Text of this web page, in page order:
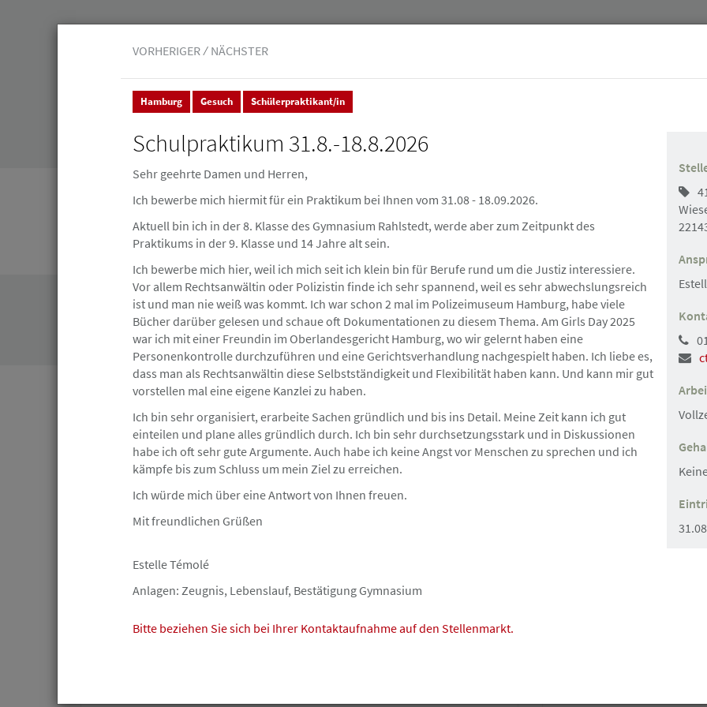
Veranstaltungen Leistungen Junge Jurist:innen
Stellenmarkt & Anzeigen Stellenanzeigen
Stellenanzeigen
Suchen
Angebot
23.07.2026
Arbeitsrecht Rechtsanwälte w/m/d mit (erster)
Berufserfahrung oder Berufseinsteiger w/m/d
HEUKING
23.07.2026
Angebot
VORHERIGER NÄCHSTER
Hamburg Gesuch Schülerpraktikant/in
Schulpraktikum 31.8.-18.8.2026
Sehr geehrte Damen und Herren,
Ich bewerbe mich hiermit für ein Praktikum bei Ihnen vom 31.08 - 18.09.2026.
Aktuell bin ich in der 8. Klasse des Gymnasium Rahlstedt, werde aber zum Zeitpunkt des
Praktikums in der 9. Klasse und 14 Jahre alt sein.
Ich bewerbe mich hier, weil ich mich seit ich klein bin für Berufe rund um die Justiz interessiere.
Vor allem Rechtsanwältin oder Polizistin finde ich sehr spannend, weil es sehr abwechslungsreich
ist und man nie weiß was kommt. Ich war schon 2 mal im Polizeimuseum Hamburg, habe viele
Bücher darüber gelesen und schaue oft Dokumentationen zu diesem Thema. Am Girls Day 2025
war ich mit einer Freundin im Oberlandesgericht Hamburg, wo wir gelernt haben eine
Personenkontrolle durchzuführen und eine Gerichtsverhandlung nachgespielt haben. Ich liebe es,
dass man als Rechtsanwältin diese Selbstständigkeit und Flexibilität haben kann. Und kann mir gut
vorstellen mal eine eigene Kanzlei zu haben.
Ich bin sehr organisiert, erarbeite Sachen gründlich und bis ins Detail. Meine Zeit kann ich gut
einteilen und plane alles gründlich durch. Ich bin sehr durchsetzungsstark und in Diskussionen
habe ich oft sehr gute Argumente. Auch habe ich keine Angst vor Menschen zu sprechen und ich
kämpfe bis zum Schluss um mein Ziel zu erreichen.
Ich würde mich über eine Antwort von Ihnen freuen.
Mit freundlichen Grüßen
Estelle Témolé
Anlagen: Zeugnis, Lebenslauf, Bestätigung Gymnasium
Bitte beziehen Sie sich bei Ihrer Kontaktaufnahme auf den Stellenmarkt.